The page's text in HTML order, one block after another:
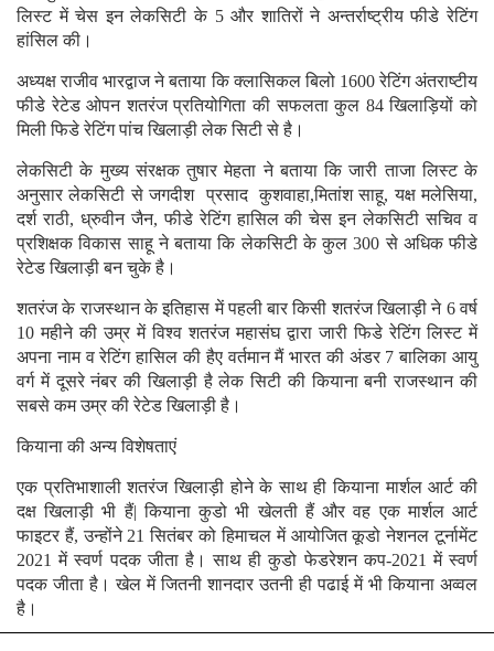
लिस्ट में चेस इन लेकसिटी के 5 और शातिरों ने अन्तर्राष्ट्रीय फीडे रेटिंग
हांसिल की।
अध्यक्ष राजीव भारद्वाज ने बताया कि क्लासिकल बिलो 1600 रेटिंग अंतराष्टीय
फीडे रेटेड ओपन शतरंज प्रतियोगिता की सफलता कुल 84 खिलाड़ियों को
मिली फिडे रेटिंग पांच खिलाड़ी लेक सिटी से है।
लेकसिटी के मुख्य संरक्षक तुषार मेहता ने बताया कि जारी ताजा लिस्ट के
अनुसार लेकसिटी से जगदीश प्रसाद कुशवाहा,मितांश साहू, यक्ष मलेसिया,
दर्श राठी, ध्रुवीन जैन, फीडे रेटिंग हासिल की चेस इन लेकसिटी सचिव व
प्रशिक्षक विकास साहू ने बताया कि लेकसिटी के कुल 300 से अधिक फीडे
रेटेड खिलाड़ी बन चुके है।
शतरंज के राजस्थान के इतिहास में पहली बार किसी शतरंज खिलाड़ी ने 6 वर्ष
10 महीने की उम्र में विश्व शतरंज महासंघ द्वारा जारी फिडे रेटिंग लिस्ट में
अपना नाम व रेटिंग हासिल की हैए वर्तमान मैं भारत की अंडर 7 बालिका आयु
वर्ग में दूसरे नंबर की खिलाड़ी है लेक सिटी की कियाना बनी राजस्थान की
सबसे कम उम्र की रेटेड खिलाड़ी है।
कियाना की अन्य विशेषताएं
एक प्रतिभाशाली शतरंज खिलाड़ी होने के साथ ही कियाना मार्शल आर्ट की
दक्ष खिलाड़ी भी हैं| कियाना कुडो भी खेलती हैं और वह एक मार्शल आर्ट
फाइटर हैं, उन्होंने 21 सितंबर को हिमाचल में आयोजित कूडो नेशनल टूर्नामेंट
2021 में स्वर्ण पदक जीता है। साथ ही कुडो फेडरेशन कप-2021 में स्वर्ण
पदक जीता है। खेल में जितनी शानदार उतनी ही पढाई में भी कियाना अव्वल
है।